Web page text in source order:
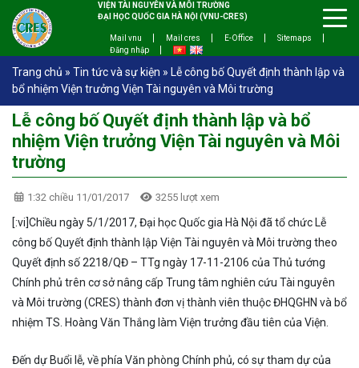
VIỆN TÀI NGUYÊN VÀ MÔI TRƯỜNG
ĐẠI HỌC QUỐC GIA HÀ NỘI (VNU-CRES)
Mail vnu Mail cres E-Office
Sitemaps
Đăng nhập
Trang chủ » Tin tức và sự kiện » Lễ công bố Quyết định thành lập và
bổ nhiệm Viện trưởng Viện Tài nguyên và Môi trường
Lễ công bố Quyết định thành lập và bổ
nhiệm Viện trưởng Viện Tài nguyên và Môi
trường
1:32 chiều 11/01/2017 3255 lượt xem
[:vi]Chiều ngày 5/1/2017, Đại học Quốc gia Hà Nội đã tổ chức Lễ
công bố Quyết định thành lập Viện Tài nguyên và Môi trường theo
Quyết định số 2218/QĐ – TTg ngày 17-11-2106 của Thủ tướng
Chính phủ trên cơ sở nâng cấp Trung tâm nghiên cứu Tài nguyên
và Môi trường (CRES) thành đơn vị thành viên thuộc ĐHQGHN và bổ
nhiệm TS. Hoàng Văn Thắng làm Viện trưởng đầu tiên của Viện.
Đến dự Buổi lễ, về phía Văn phòng Chính phủ, có sự tham dự của